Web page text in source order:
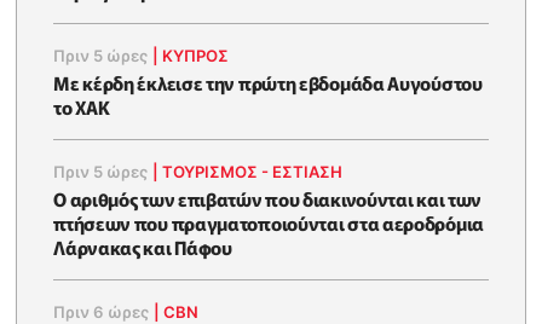
Πριν 5 ώρες ΚΥΠΡΟΣ
Με κέρδη έκλεισε την πρώτη εβδομάδα Αυγούστου
το ΧΑΚ
Πριν 5 ώρες |ΤΟΥΡΙΣΜΟΣ - ΕΣΤΙΑΣΗ
Ο αριθμός των επιβατών που διακινούνται και των
πτήσεων που πραγματοποιούνται στα αεροδρόμια
Λάρνακας και Πάφου
Πριν 6 ώρες |CBN